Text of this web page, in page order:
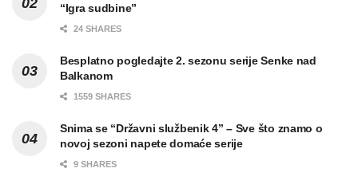
“Igra sudbine”
24 SHARES
Besplatno pogledajte 2. sezonu serije Senke nad
Balkanom
1559 SHARES
Snima se “Državni službenik 4” – Sve što znamo o
novoj sezoni napete domaće serije
9 SHARES